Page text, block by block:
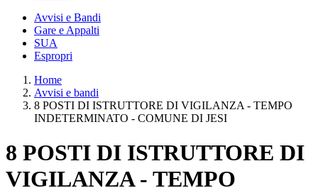
Avvisi e Bandi
Gare e Appalti
SUA
Espropri
Home
Avvisi e bandi
8 POSTI DI ISTRUTTORE DI VIGILANZA - TEMPO
INDETERMINATO - COMUNE DI JESI
8 POSTI DI ISTRUTTORE DI
VIGILANZA - TEMPO